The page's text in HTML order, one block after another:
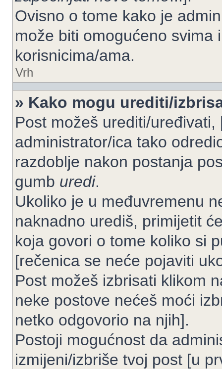
Ovisno o tome kako je
može biti omogućeno svima
korisnicima/ama.
Vrh
» Kako mogu urediti/
Post možeš urediti/
administrator/ica tako
razdoblje nakon postanja
gumb uredi.
Ukoliko je u međuvremenu
naknadno urediš, primijetit
koja govori o tome koliko si
[rečenica se neće pojaviti
Post možeš izbrisati klikom
neke postove nećeš moći
netko odgovorio na njih].
Postoji mogućnost da
izmijeni/izbriše tvoj post [u